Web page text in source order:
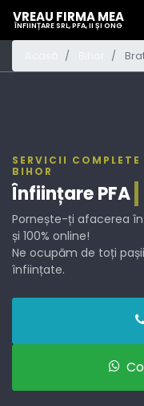
VREAU FIRMA MEA
ÎNFIINȚARE SRL, PFA, II ȘI ONG
SERVICII
BIHOR
ÎnființarePFA
Pornește-ți afacerea
și 100% online!
Ne ocupăm de toți
înființate.